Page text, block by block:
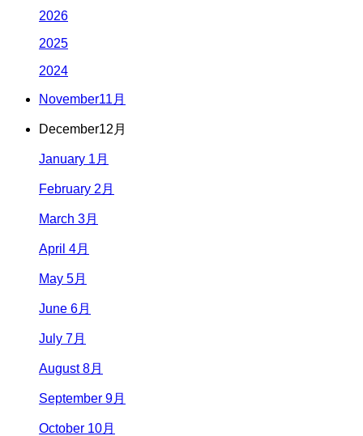
2026
2025
2024
November11月
December12月
January 1月
February 2月
March 3月
April 4月
May 5月
June 6月
July 7月
August 8月
September 9月
October 10月